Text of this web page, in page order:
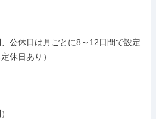
公休日は月ごとに8～12日間で設定
休日あり）